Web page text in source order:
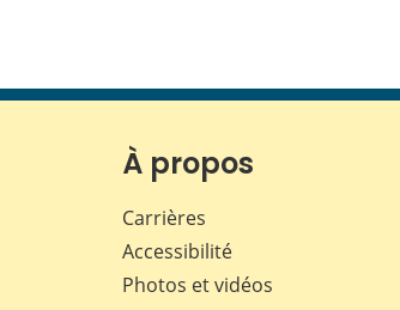
À propos
Carrières
Accessibilité
Photos et vidéos